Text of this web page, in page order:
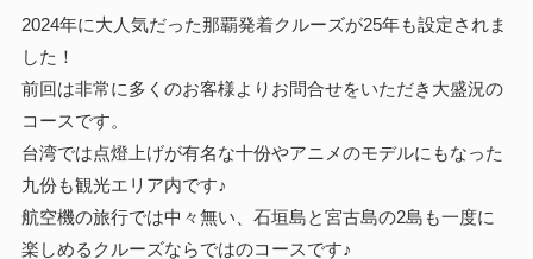
2024年に大人気だった那覇発着クルーズが25年も設定されま
した！
前回は非常に多くのお客様よりお問合せをいただき大盛況の
コースです。
台湾では点燈上げが有名な十份やアニメのモデルにもなった
九份も観光エリア内です♪
航空機の旅行では中々無い、石垣島と宮古島の2島も一度に
楽しめるクルーズならではのコースです♪